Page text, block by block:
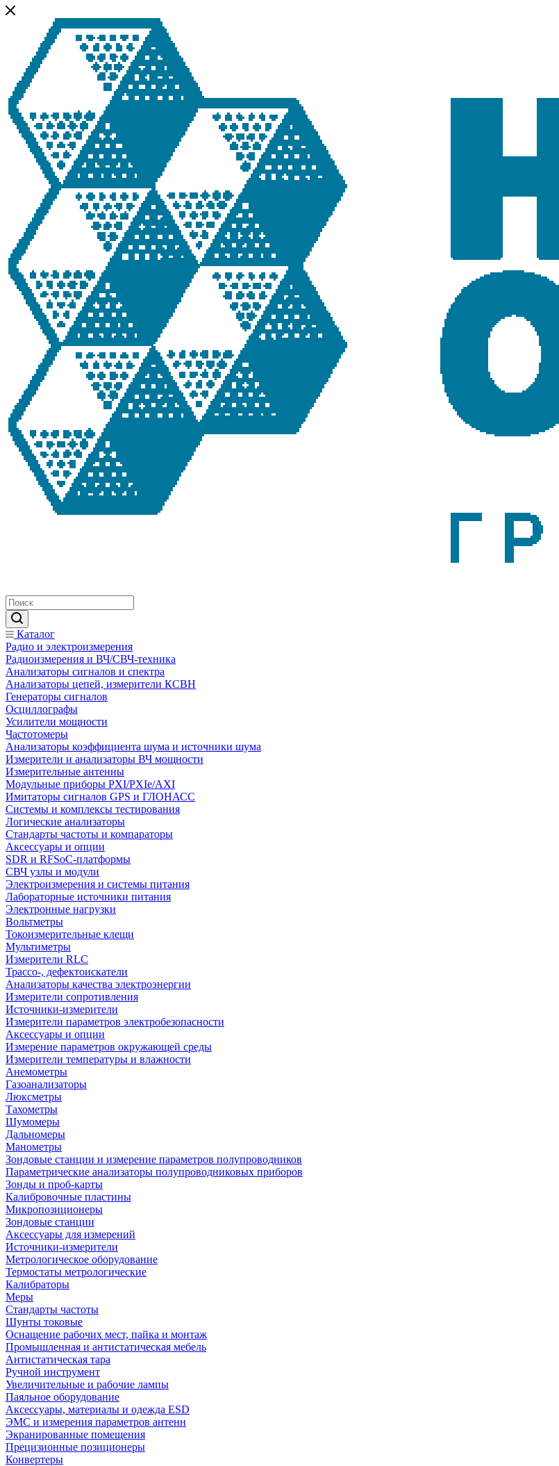
Каталог
Радио и электроизмерения
Радиоизмерения и ВЧ/СВЧ-техника
Анализаторы сигналов и спектра
Анализаторы цепей, измерители КСВН
Генераторы сигналов
Осциллографы
Усилители мощности
Частотомеры
Анализаторы коэффициента шума и источники шума
Измерители и анализаторы ВЧ мощности
Измерительные антенны
Модульные приборы PXI/PXIe/AXI
Имитаторы сигналов GPS и ГЛОНАСС
Системы и комплексы тестирования
Логические анализаторы
Стандарты частоты и компараторы
Аксессуары и опции
SDR и RFSoC‑платформы
СВЧ узлы и модули
Электроизмерения и системы питания
Лабораторные источники питания
Электронные нагрузки
Вольтметры
Токоизмерительные клещи
Мультиметры
Измерители RLC
Трассо-, дефектоискатели
Анализаторы качества электроэнергии
Измерители сопротивления
Источники-измерители
Измерители параметров электробезопасности
Аксессуары и опции
Измерение параметров окружающей среды
Измерители температуры и влажности
Анемометры
Газоанализаторы
Люксметры
Тахометры
Шумомеры
Дальномеры
Манометры
Зондовые станции и измерение параметров полупроводников
Параметрические анализаторы полупроводниковых приборов
Зонды и проб-карты
Калибровочные пластины
Микропозиционеры
Зондовые станции
Аксессуары для измерений
Источники-измерители
Метрологическое оборудование
Термостаты метрологические
Калибраторы
Меры
Стандарты частоты
Шунты токовые
Оснащение рабочих мест, пайка и монтаж
Промышленная и антистатическая мебель
Антистатическая тара
Ручной инструмент
Увеличительные и рабочие лампы
Паяльное оборудование
Аксессуары, материалы и одежда ESD
ЭМС и измерения параметров антенн
Экранированные помещения
Прецизионные позиционеры
Конвертеры